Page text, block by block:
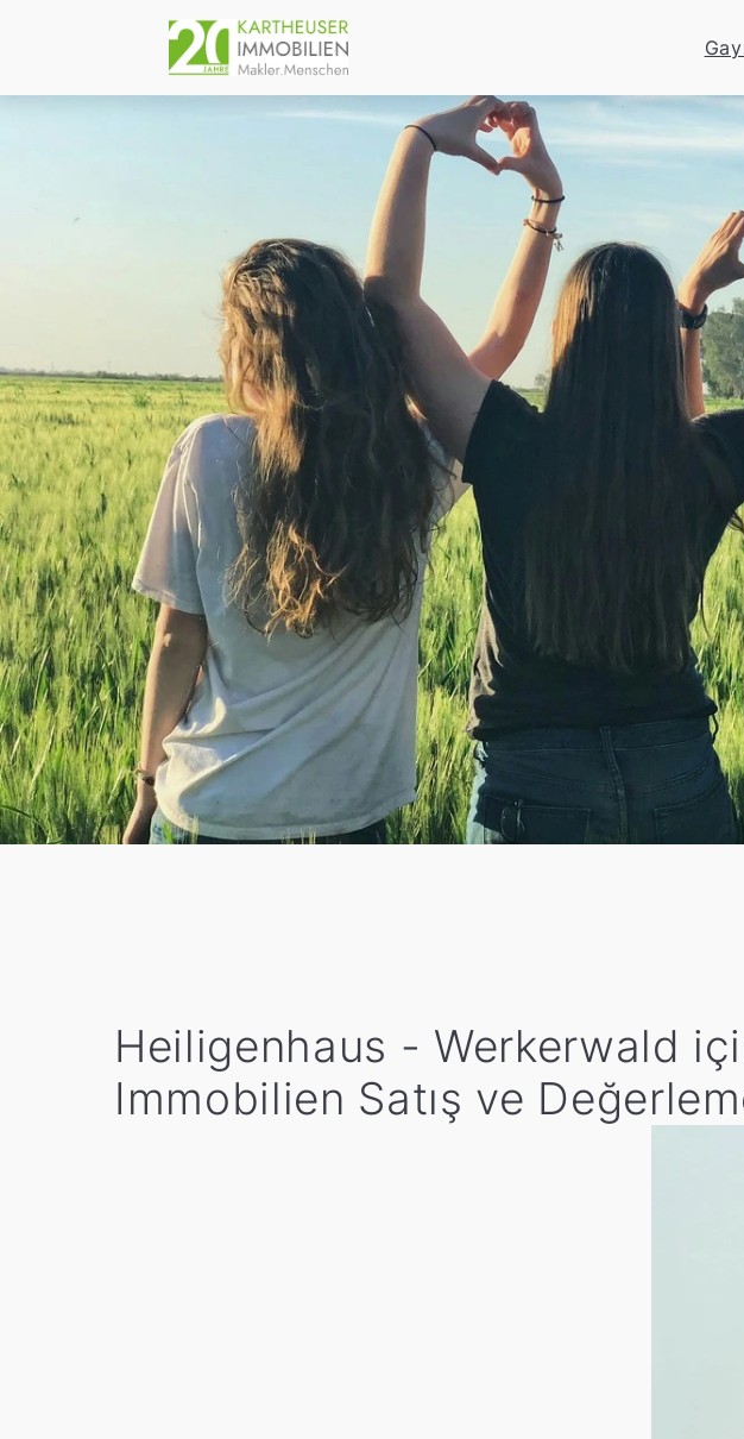
Heiligenhaus - Werkerwald
Immobilien Satış ve